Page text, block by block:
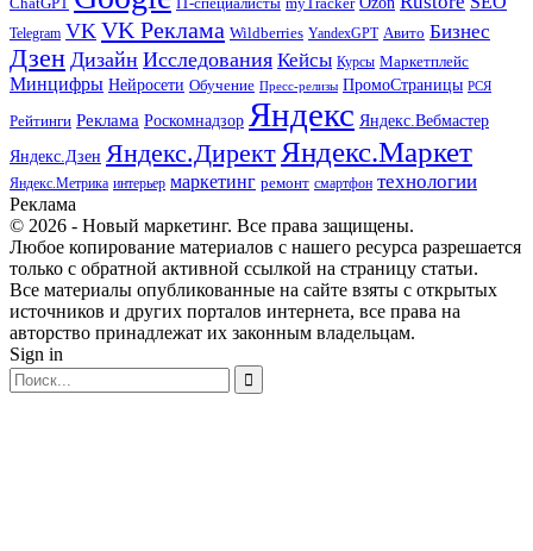
ChatGPT IT-специалисты
Telegram VK VK Реклама Wildberries YandexGPT Авито Бизнес
Дзен Дизайн Исследования Кейсы Курсы Маркетплейс
Минцифры Нейросети Обучение Пресс-релизы ПромоСтраницы РСЯ
Рейтинги Реклама Роскомнадзор Яндекс Яндекс.Вебмастер
Яндекс.Дзен Яндекс.ДиректЯндекс.Маркет
Яндекс.Метрика интерьер маркетинг ремонт смартфон технологии
Реклама
© 2026 - Новый маркетинг. Все права защищены.
Любое копирование материалов с нашего ресурса разрешается
только с обратной активной ссылкой на страницу статьи.
Все материалы опубликованные на сайте взяты с открытых
источников и других порталов интернета, все права на
авторство принадлежат их законным владельцам.
Sign in